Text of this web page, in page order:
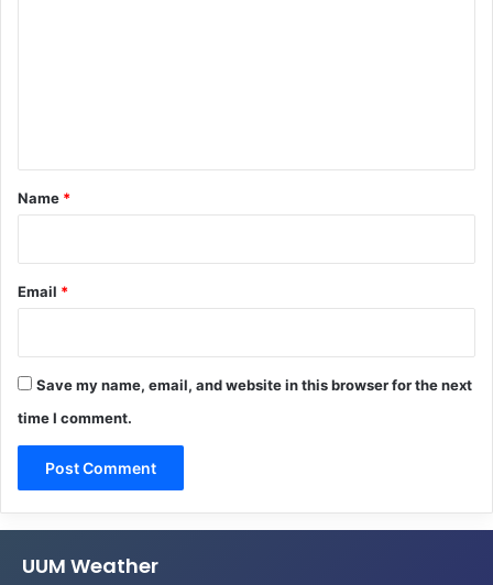
*
Name *
Email *
Save my name, email, and website in this browser for the next
time I comment.
UUM Weather